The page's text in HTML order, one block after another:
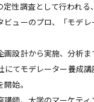
性調査として行われる
ビューのプロ、「モデ
画設計から実施、分析
にてモデレーター養成
始。